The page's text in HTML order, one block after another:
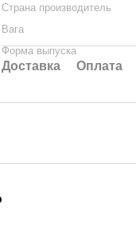
Страна производитель
Вага
Форма выпуска
Доставка Оплата